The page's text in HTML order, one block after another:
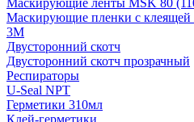
Маскирующие ленты MSK 80
Маскирующие пленки с клеящей
3M
Двусторонний скотч
Двусторонний скотч прозрачный
Респираторы
U-Seal NPT
Герметики 310мл
Клей-герметики